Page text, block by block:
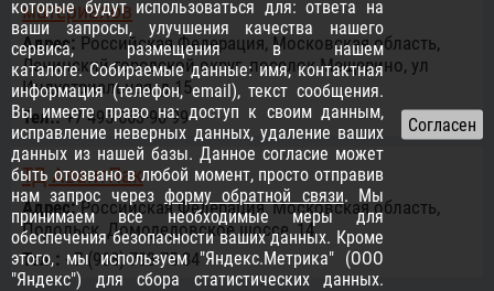
материалов
Адрес: Российcкая Федерация, Московская область,
Ленинский городской округ, поселок Мещерино, ул
Индустриальная, д.15
Тел.:+7 495 663-90-99
ТД АвантПак
Адрес:Российcкая Федерация, Московская область,
Подольск, Домодедовское шоссе, 14
Тел.: +7 (968) 793-75-34
которые будут использоваться для: ответа на
ваши запросы, улучшения качества нашего
сервиса, размещения в нашем
каталоге. Собираемые данные: имя, контактная
информация (телефон, email), текст сообщения.
Вы имеете право на: доступ к своим данным,
исправление неверных данных, удаление ваших
данных из нашей базы. Данное согласие может
быть отозвано в любой момент, просто отправив
нам запрос через форму обратной связи. Мы
принимаем все необходимые меры для
обеспечения безопасности ваших данных. Кроме
этого, мы используем "Яндекс.Метрика" (ООО
"Яндекс") для сбора статистических данных.